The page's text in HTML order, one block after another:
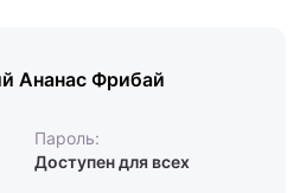
Ананас Фрибай
Пароль:
Доступен для всех